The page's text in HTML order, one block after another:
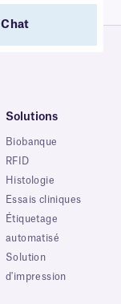
Chat
Solutions
Biobanque
RFID
Histologie
Essais cliniques
Étiquetage
automatisé
Solution
d'impression